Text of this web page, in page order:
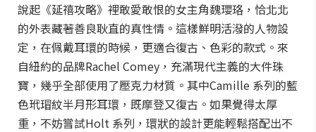
說起《延禧攻略》裡敢愛敢恨的女主角魏瓔珞，恰北北
的外表藏著善良耿直的真性情。這樣鮮明活潑的人物設
定，在佩戴耳環的時候，更適合復古、色彩的款式。來
自紐約的品牌Rachel Comey，充滿現代主義的大件珠
寶，幾乎全部使用了壓克力材質。其中Camille 系列的藍
色玳瑁紋半月形耳環，既摩登又復古。如果覺得太厚
重，不妨嘗試Holt 系列，環狀的設計更能輕鬆搭配出不